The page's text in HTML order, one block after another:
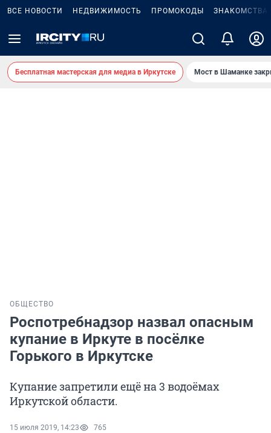
ВСЕ НОВОСТИ НЕДВИЖИМОСТЬ ПРОМОКОДЫ ЗНАКОМСТВА
Бесплатная мастерская для медиа в Иркутске Мост в Шаманке
ОБЩЕСТВО
Роспотребнадзор назвал опасным
купание в Иркуте в посёлке
Горького в Иркутске
Купание запретили ещё на 3 водоёмах
Иркутской области.
15 июля 2019, 14:23 765